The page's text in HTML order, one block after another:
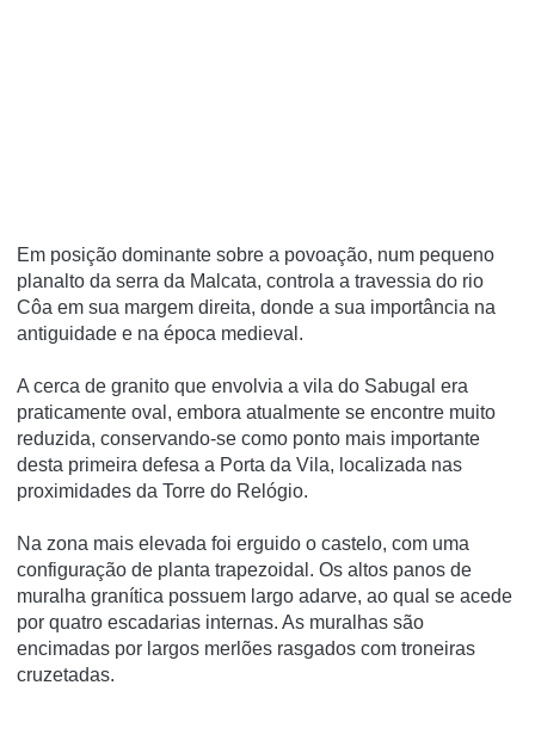
Em posição dominante sobre a povoação, num pequeno
planalto da serra da Malcata, controla a travessia do rio
Côa em sua margem direita, donde a sua importância na
antiguidade e na época medieval.
A cerca de granito que envolvia a vila do Sabugal era
praticamente oval, embora atualmente se encontre muito
reduzida, conservando-se como ponto mais importante
desta primeira defesa a Porta da Vila, localizada nas
proximidades da Torre do Relógio.
Na zona mais elevada foi erguido o castelo, com uma
configuração de planta trapezoidal. Os altos panos de
muralha granítica possuem largo adarve, ao qual se acede
por quatro escadarias internas. As muralhas são
encimadas por largos merlões rasgados com troneiras
cruzetadas.